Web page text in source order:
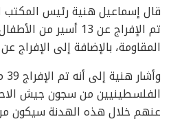
قال إسماعيل هنية رئيس
تم الإفراج عن 13 أسير
المقاومة، بالإضافة إلى الإفراج عن 13 أسير من تايلاند.
الفلسطينيين من سجون جيش
عنهم خلال هذه الهدنة سيكون